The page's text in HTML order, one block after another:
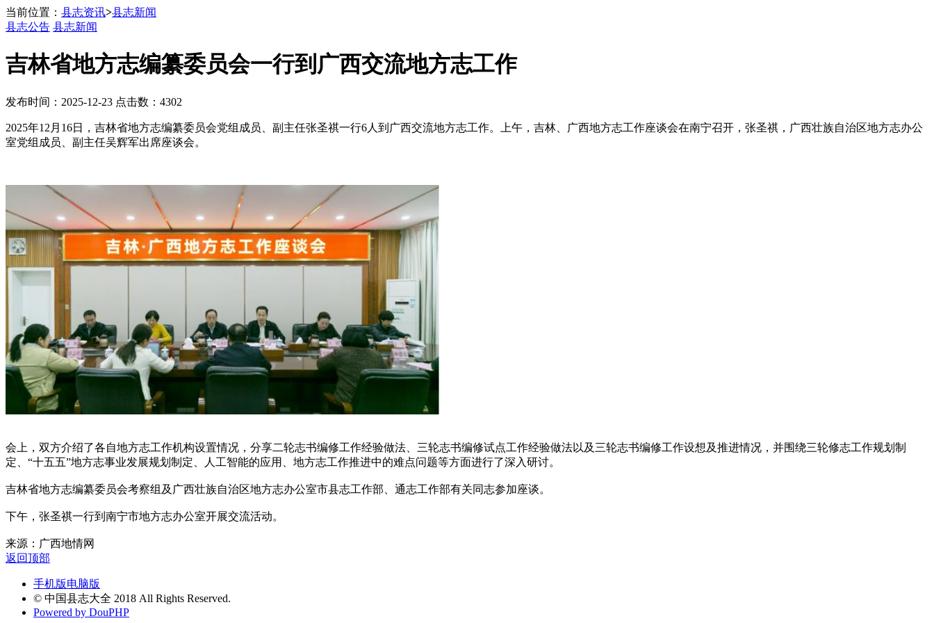
当前位置： 县志资讯>县志新闻
县志公告 县志新闻
吉林省地方志编纂委员会一行到广西交流地方志工作
发布时间：2025-12-23 点击数：4302
2025年12月16日，吉林省地方志编纂委员会党组成员、副主任张圣祺一行6人到广西交流地方志工作。上午，吉林、广西地方志工作座谈会在南宁召开，张圣祺，广西壮族自治区地方志办公
室党组成员、副主任吴辉军出席座谈会。
会上，双方介绍了各自地方志工作机构设置情况，分享二轮志书编修工作经验做法、三轮志书编修试点工作经验做法以及三轮志书编修工作设想及推进情况，并围绕三轮修志工作规划制
定、“十五五”地方志事业发展规划制定、人工智能的应用、地方志工作推进中的难点问题等方面进行了深入研讨。
吉林省地方志编纂委员会考察组及广西壮族自治区地方志办公室市县志工作部、通志工作部有关同志参加座谈。
下午，张圣祺一行到南宁市地方志办公室开展交流活动。
来源：广西地情网
返回顶部
手机版电脑版
© 中国县志大全 2018 All Rights Reserved.
Powered by DouPHP